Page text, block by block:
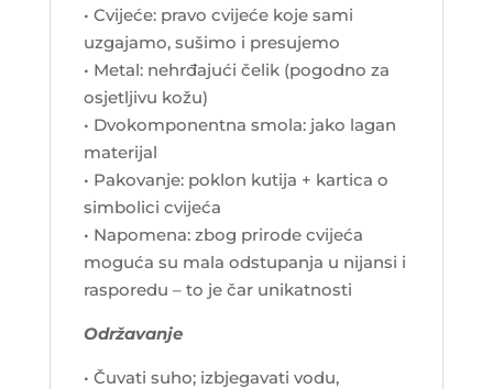
• Cvijeće: pravo cvijeće koje sami
uzgajamo, sušimo i presujemo
• Metal: nehrđajući čelik (pogodno za
osjetljivu kožu)
• Dvokomponentna smola: jako lagan
materijal
• Pakovanje: poklon kutija + kartica o
simbolici cvijeća
• Napomena: zbog prirode cvijeća
moguća su mala odstupanja u nijansi i
rasporedu – to je čar unikatnosti
Održavanje
• Čuvati suho; izbjegavati vodu,